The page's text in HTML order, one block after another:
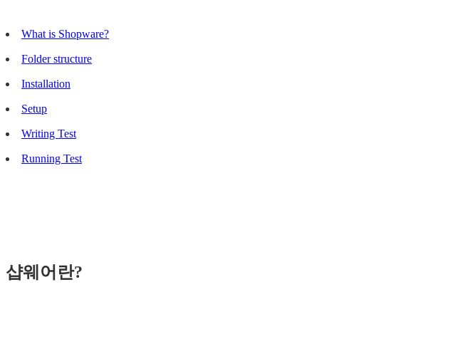
What is Shopware?
Folder structure
Installation
Setup
Writing Test
Running Test
샵웨어란?